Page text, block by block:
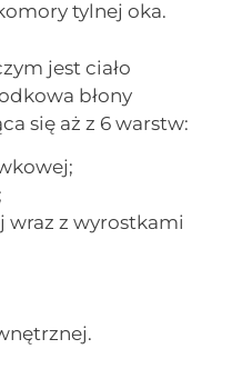
tylnej oka.
jest ciało
błony
się aż z 6 warstw:
wraz z wyrostkami